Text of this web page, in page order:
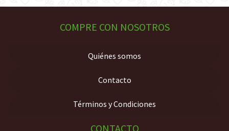
COMPRE CON NOSOTROS
Quiénes somos
Contacto
Términos y Condiciones
CONTACTO